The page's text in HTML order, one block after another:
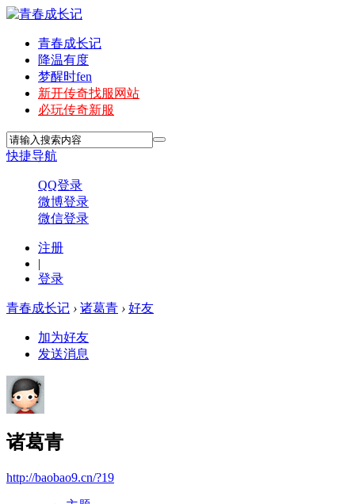
青春成长记
降温有度
梦醒时fen
新开传奇找服网站
必玩传奇新服
快捷导航
QQ登录
微博登录
微信登录
注册
|
登录
青春成长记 › 诸葛青 › 好友
加为好友
发送消息
诸葛青
http://baobao9.cn/?19